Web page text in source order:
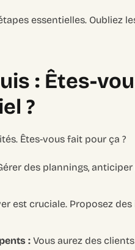
essentielles. Oubliez
: Êtes-
?
Êtes-vous fait pour ça ?
des plannings,
est cruciale. Proposez
: Vous aurez des